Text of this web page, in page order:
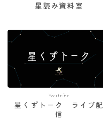
星読み資料室
Youtube
星くずトーク ライブ配
信